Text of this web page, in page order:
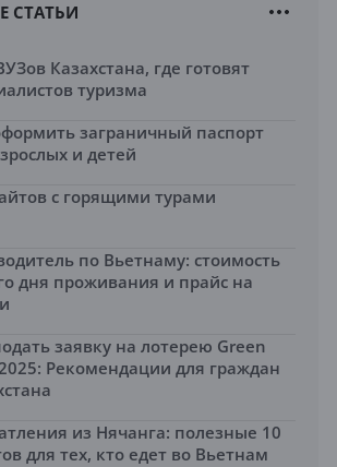
СТАТЬИ
Казахстана, где готовят
туризма
заграничный паспорт
и детей
с горящими турами
по Вьетнаму: стоимость
дня проживания и прайс на
заявку на лотерею Green
Рекомендации для граждан
из Нячанга: полезные 10
для тех, кто едет во Вьетнам